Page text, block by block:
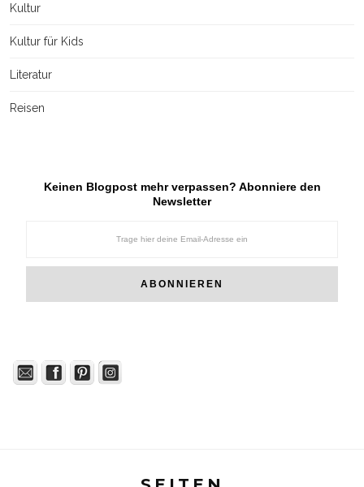
Kultur
Kultur für Kids
Literatur
Reisen
Keinen Blogpost mehr verpassen? Abonniere den
Newsletter